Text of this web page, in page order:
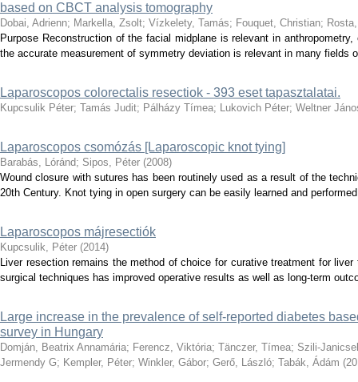
based on CBCT analysis tomography
Dobai, Adrienn; Markella, Zsolt; Vízkelety, Tamás; Fouquet, Christian;
Purpose Reconstruction of the facial midplane is relevant in
the accurate measurement of symmetry deviation is relevant in many fields
Laparoscopos colorectalis resectiok - 393 eset tapasztalatai.
Kupcsulik Péter; Tamás Judit; Pálházy Tímea; Lukovich Péter; Weltner
Laparoscopos csomózás [Laparoscopic knot tying]
Barabás, Lóránd; Sipos, Péter (2008)
Wound closure with sutures has been routinely used as a result of the
20th Century. Knot tying in open surgery can be easily learned and
Laparoscopos májresectiók
Kupcsulik, Péter (2014)
Liver resection remains the method of choice for curative treatment for
surgical techniques has improved operative results as well as long-term
Large increase in the prevalence of self-reported diabetes
survey in Hungary
Domján, Beatrix Annamária; Ferencz, Viktória; Tänczer, Tímea; Szili-
Jermendy G; Kempler, Péter; Winkler, Gábor; Gerő, László; Tabák, Ádám (